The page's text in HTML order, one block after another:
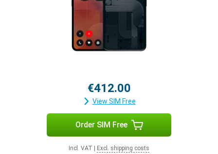
€412.00
View SIM Free
Order SIM Free
Incl. VAT Excl. shipping costs